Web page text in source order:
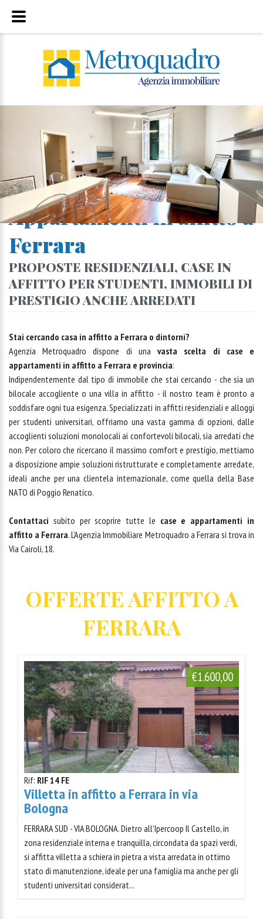
Appartamenti in affitto a
Ferrara
PROPOSTE RESIDENZIALI, CASE IN
AFFITTO PER STUDENTI, IMMOBILI DI
PRESTIGIO ANCHE ARREDATI
Stai cercando casa in affitto a Ferrara o dintorni?
Agenzia Metroquadro dispone di unavasta scelta di case e
appartamenti in affitto a Ferrara e provincia:
Indipendentemente dal tipo di immobile che stai cercando - che sia un
bilocale accogliente o una villa in affitto - il nostro team è pronto a
soddisfare ogni tua esigenza. Specializzati in affitti residenziali e alloggi
per studenti universitari, offriamo una vasta gamma di opzioni, dalle
accoglienti soluzioni monolocali ai confortevoli bilocali, sia arredati che
non. Per coloro che ricercano il massimo comfort e prestigio, mettiamo
a disposizione ampie soluzioni ristrutturate e completamente arredate,
ideali anche per una clientela internazionale, come quella della Base
NATO di Poggio Renatico.
Contattaci subito per scoprire tutte le case e appartamenti in
affitto a Ferrara. L'Agenzia Immobiliare Metroquadro a Ferrara si trova in
Via Cairoli, 18.
OFFERTE AFFITTO A
FERRARA
€1.600,00
Rif: RIF 14 FE
Villetta in affitto a Ferrara in via
Bologna
FERRARA SUD - VIA BOLOGNA. Dietro all'Ipercoop Il Castello, in
zona residenziale interna e tranquilla, circondata da spazi verdi,
si affitta villetta a schiera in pietra a vista arredata in ottimo
stato di manutenzione, ideale per una famiglia ma anche per gli
studenti universitari considerat...